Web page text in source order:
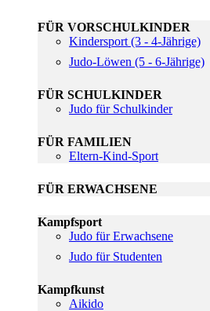
FÜR VORSCHULKINDER
Kindersport (3 - 4-Jährige)
Judo-Löwen (5 - 6-Jährige)
FÜR SCHULKINDER
Judo für Schulkinder
FÜR FAMILIEN
Eltern-Kind-Sport
FÜR ERWACHSENE
Kampfsport
Judo für Erwachsene
Judo für Studenten
Kampfkunst
Aikido